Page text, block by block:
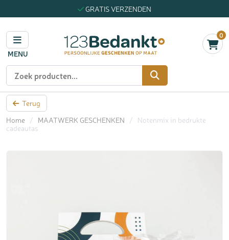
GRATIS VERZENDEN
MENU
0
Zoeken
Terug
Home
/ MAATWERK GESCHENKEN /
Notenmix in bedrukte
cadeautas